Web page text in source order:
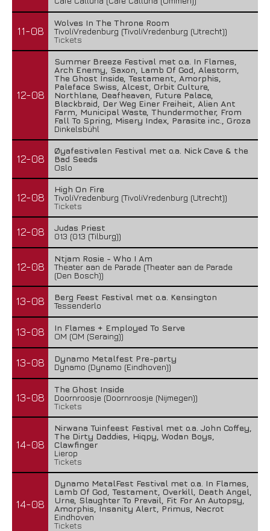
11-08
Wolves In The Throne Room
TivoliVredenburg (TivoliVredenburg (Utrecht))
Tickets
12-08
Summer Breeze Festival met o.a. In Flames,
Arch Enemy, Saxon, Lamb Of God, Alestorm,
The Ghost Inside, Testament, Amorphis,
Paleface Swiss, Alcest, Orbit Culture,
Northlane, Deafheaven, Future Palace,
Blackbraid, Der Weg Einer Freiheit, Alien Ant
Farm, Municipal Waste, Thundermother, From
Fall To Spring, Misery Index, Parasite inc., Groza
Dinkelsbühl
12-08
Øyafestivalen Festival met o.a. Nick Cave & the
Bad Seeds
Oslo
12-08
High On Fire
TivoliVredenburg (TivoliVredenburg (Utrecht))
Tickets
12-08
Judas Priest
013 (013 (Tilburg))
12-08
Ntjam Rosie - Who I Am
Theater aan de Parade (Theater aan de Parade
(Den Bosch))
13-08
Berg Feest Festival met o.a. Kensington
Tessenderlo
13-08
In Flames + Employed To Serve
OM (OM (Seraing))
13-08
Dynamo Metalfest Pre-party
Dynamo (Dynamo (Eindhoven))
13-08
The Ghost Inside
Doornroosje (Doornroosje (Nijmegen))
Tickets
14-08
Nirwana Tuinfeest Festival met o.a. John Coffey,
The Dirty Daddies, Hiqpy, Wodan Boys,
Clawfinger
Lierop
Tickets
14-08
Dynamo MetalFest Festival met o.a. In Flames,
Lamb Of God, Testament, Overkill, Death Angel,
Urne, Slaughter To Prevail, Fit For An Autopsy,
Amorphis, Insanity Alert, Primus, Necrot
Eindhoven
Tickets